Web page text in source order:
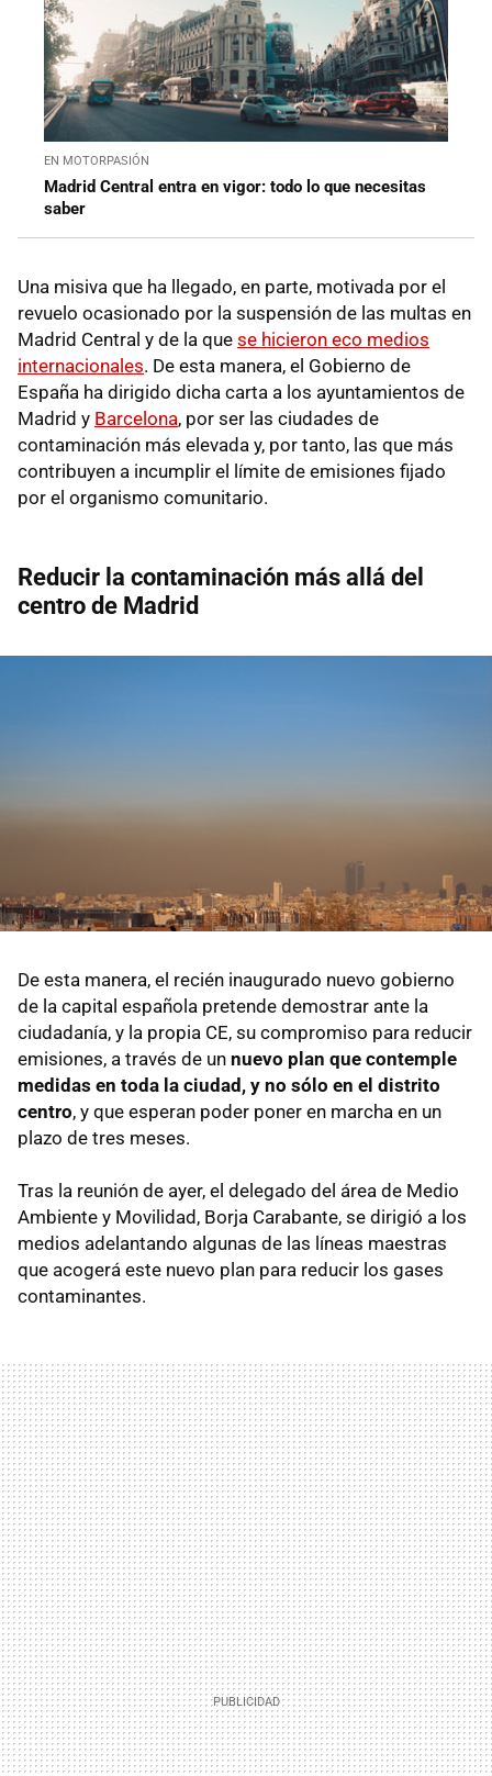
EN MOTORPASIÓN
Madrid Central entra en vigor: todo lo que necesitas
saber
Una misiva que ha llegado, en parte, motivada por el
revuelo ocasionado por la suspensión de las multas en
Madrid Central y de la que se hicieron eco medios
internacionales. De esta manera, el Gobierno de
España ha dirigido dicha carta a los ayuntamientos de
Madrid y Barcelona, por ser las ciudades de
contaminación más elevada y, por tanto, las que más
contribuyen a incumplir el límite de emisiones fijado
por el organismo comunitario.
Reducir la contaminación más allá del
centro de Madrid
De esta manera, el recién inaugurado nuevo gobierno
de la capital española pretende demostrar ante la
ciudadanía, y la propia CE, su compromiso para reducir
emisiones, a través de un nuevo plan que contemple
medidas en toda la ciudad, y no sólo en el distrito
centro, y que esperan poder poner en marcha en un
plazo de tres meses.
Tras la reunión de ayer, el delegado del área de Medio
Ambiente y Movilidad, Borja Carabante, se dirigió a los
medios adelantando algunas de las líneas maestras
que acogerá este nuevo plan para reducir los gases
contaminantes.